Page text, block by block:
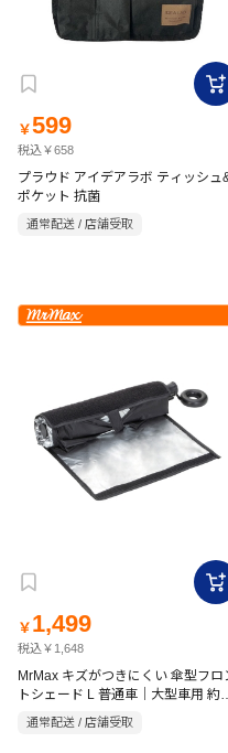
￥599
税込￥658
プラウド アイデアラボ ティッシュ
ポケット 抗菌
通常配送 / 店舗受取
￥ 1,499
税込￥1,648
MrMax キズがつきにくい 傘型フロ
トシェード L 普通車｜大型車用 約
138×高さ77cm
通常配送 / 店舗受取